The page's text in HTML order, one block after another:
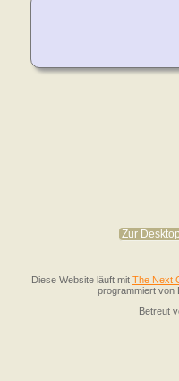
Zur
Diese Website läuft mit The Next
programmiert von
Betreut